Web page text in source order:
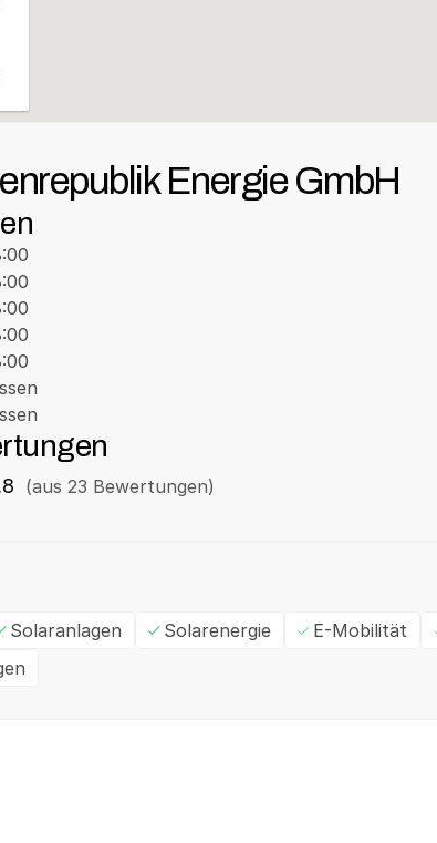
Energie GmbH
(aus 23 Bewertungen)
Solaranlagen Solarenergie E-Mobilität